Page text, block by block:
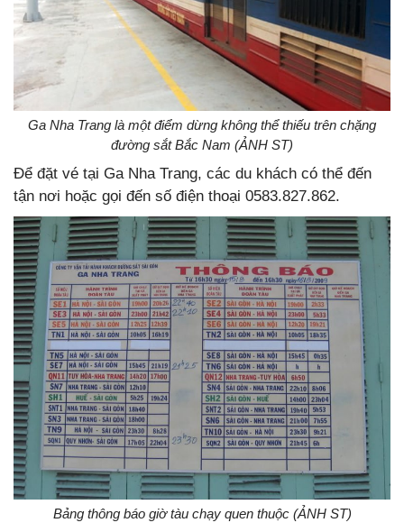
Ga Nha Trang là một điểm dừng không thể thiếu trên chặng
đường sắt Bắc Nam (ẢNH ST)
Để đặt vé tại Ga Nha Trang, các du khách có thể đến
tận nơi hoặc gọi đến số điện thoại 0583.827.862.
Bảng thông báo giờ tàu chạy quen thuộc (ẢNH ST)